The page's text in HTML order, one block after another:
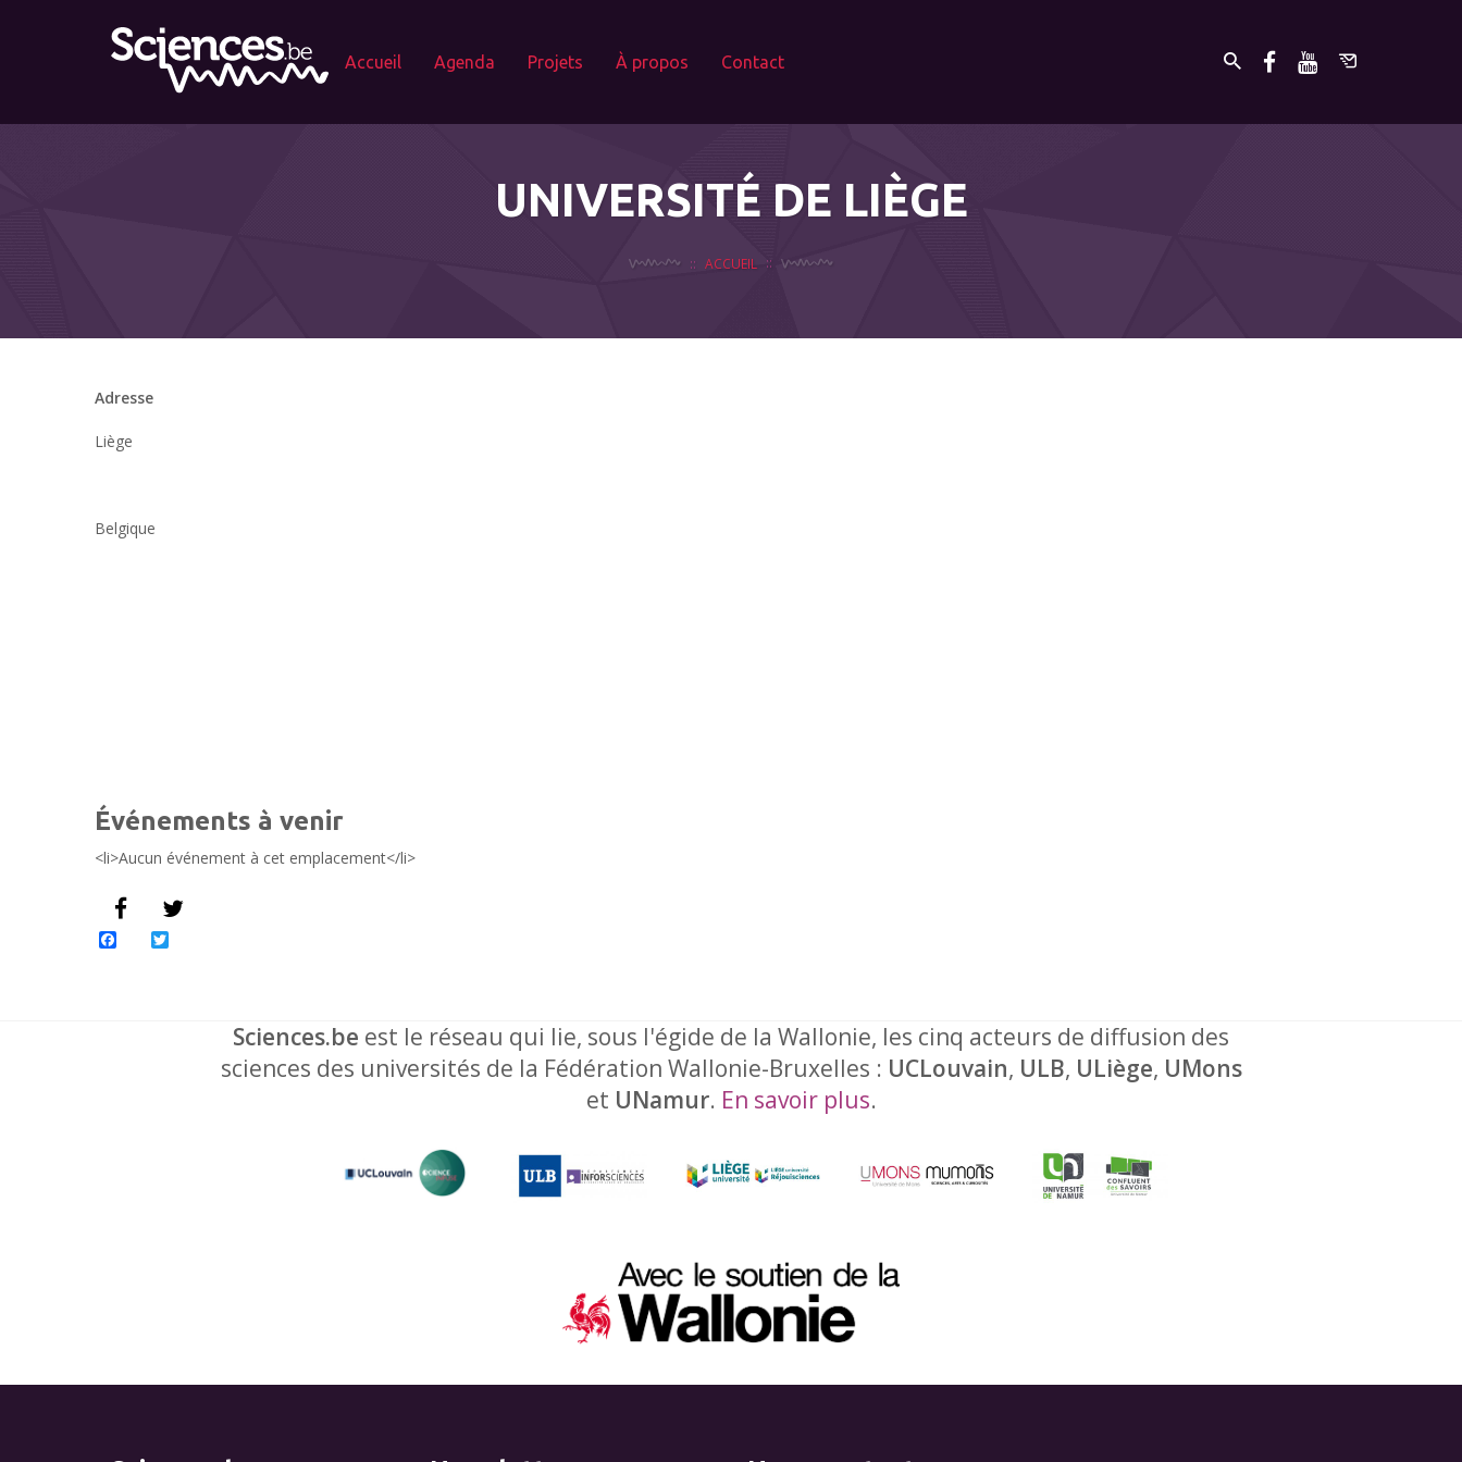
Accueil Agenda Projets À propos Contact
UNIVERSITÉ DE LIÈGE
ACCUEIL
Adresse
Liège
Belgique
Événements à venir
<li>Aucun événement à cet emplacement</li>
Facebook
Sciences.be est le réseau qui lie, sous l'égide de la Wallonie, les cinq acteurs de diffusion des
sciences des universités de la Fédération Wallonie-Bruxelles : UCLouvain, ULB, ULiège, UMons
et UNamur. En savoir plus.